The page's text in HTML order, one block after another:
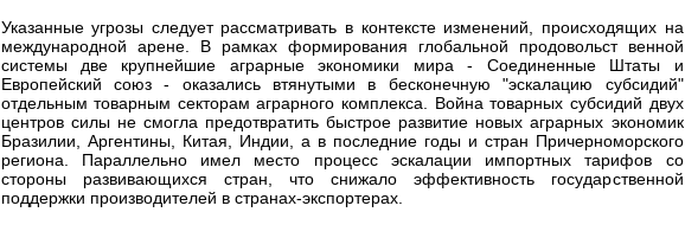
Указанные угрозы следует рассматривать в контексте изменений, происходящих на
международной арене. В рамках формирования глобальной продовольст венной
системы две крупнейшие аграрные экономики мира - Соединенные Штаты и
Европейский союз - оказались втянутыми в бесконечную "эскалацию субсидий"
отдельным товарным секторам аграрного комплекса. Война товарных субсидий двух
центров силы не смогла предотвратить быстрое развитие новых аграрных экономик
Бразилии, Аргентины, Китая, Индии, а в последние годы и стран Причерноморского
региона. Параллельно имел место процесс эскалации импортных тарифов со
стороны развивающихся стран, что снижало эффективность государственной
поддержки производителей в странах-экспортерах.